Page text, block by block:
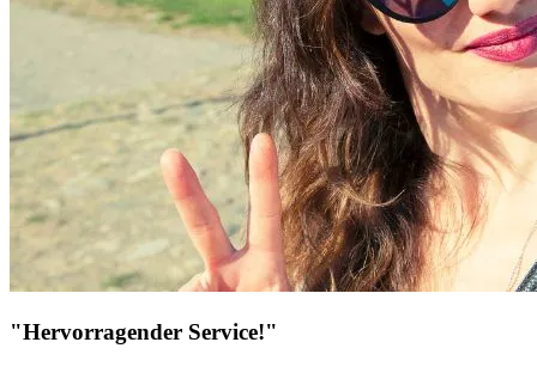
"Hervorragender Service!"